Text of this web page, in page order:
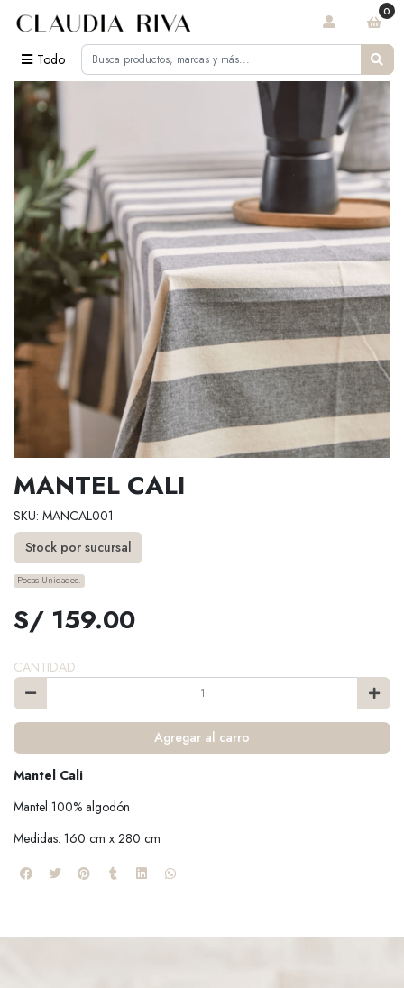
Todo
0
MANTEL CALI
SKU: MANCAL001
Stock por sucursal
Pocas Unidades.
S/ 159.00
CANTIDAD
Agregar al carro
Mantel Cali
Mantel 100% algodón
Medidas: 160 cm x 280 cm